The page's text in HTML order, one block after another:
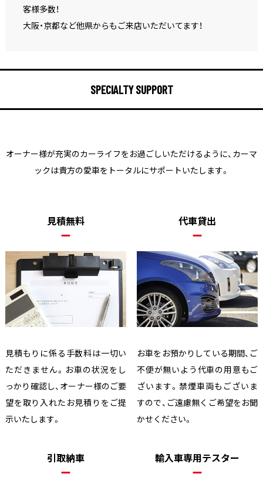
客様多数！
大阪・京都など他県からもご来店いただいてます！
SPECIALTY SUPPORT
オーナー様が充実のカーライフをお過ごしいただけるように、 カーマ
ックは貴方の愛車をトータルにサポートいたします。
見積無料
見積もりに係る手数料は一切い
ただきません。お車の状況をし
っかり確認し、オーナー様のご要
望を取り入れたお見積りをご提
示いたします。
代車貸出
お車をお預かりしている期間、ご
不便が無いよう代車の用意もご
ざいます。禁煙車両もございま
すので、ご遠慮無くご希望をお聞
かせください。
引取納車 輸入車専用テスター